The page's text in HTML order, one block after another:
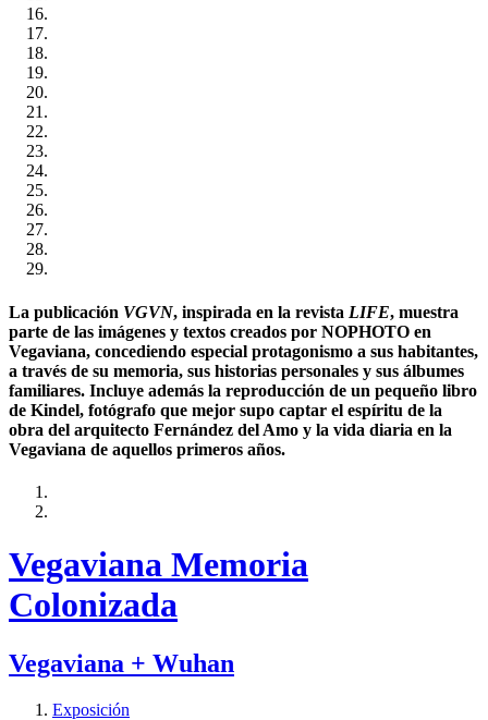
La publicación VGVN, inspirada en la revista LIFE, muestra
parte de las imágenes y textos creados por NOPHOTO en
Vegaviana, concediendo especial protagonismo a sus habitantes,
a través de su memoria, sus historias personales y sus álbumes
familiares. Incluye además la reproducción de un pequeño libro
de Kindel, fotógrafo que mejor supo captar el espíritu de la
obra del arquitecto Fernández del Amo y la vida diaria en la
Vegaviana de aquellos primeros años.
Vegaviana Memoria
Colonizada
Vegaviana + Wuhan
Exposición